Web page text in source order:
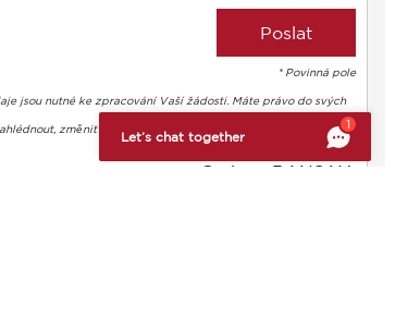
* Povinná pole
jsou nutné ke zpracování Vaší žádosti. Máte právo do svých
změnit je a vymazat.
Corinne BANSAY
Let’s chat together
1
preference a kontrolujte, jak jsou vaše informace